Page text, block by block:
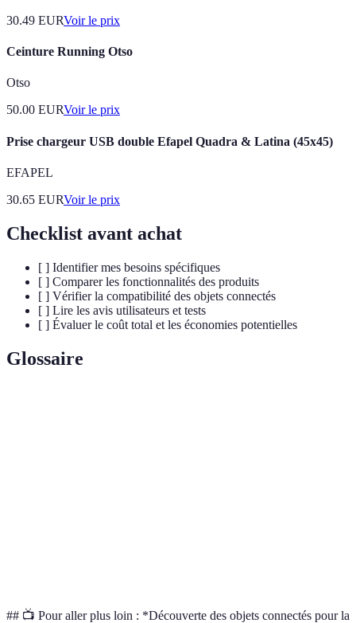
30.49 EURVoir le prix
Ceinture Running Otso
Otso
50.00 EURVoir le prix
Prise chargeur USB double Efapel Quadra & Latina (45x45)
EFAPEL
30.65 EURVoir le prix
Checklist avant achat
[ ] Identifier mes besoins spécifiques
[ ] Comparer les fonctionnalités des produits
[ ] Vérifier la compatibilité des objets connectés
[ ] Lire les avis utilisateurs et tests
[ ] Évaluer le coût total et les économies potentielles
Glossaire
## 📺 Pour aller plus loin : *Découverte des objets connectés pour la